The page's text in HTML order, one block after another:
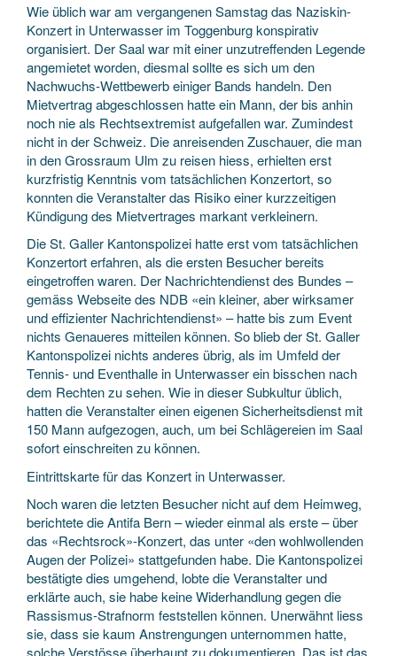
Wie üblich war am vergangenen Samstag das Naziskin-
Konzert in Unterwasser im Toggenburg konspirativ
organisiert. Der Saal war mit einer unzutreffenden Legende
angemietet worden, diesmal sollte es sich um den
Nachwuchs-Wettbewerb einiger Bands handeln. Den
Mietvertrag abgeschlossen hatte ein Mann, der bis anhin
noch nie als Rechtsextremist aufgefallen war. Zumindest
nicht in der Schweiz. Die anreisenden Zuschauer, die man
in den Grossraum Ulm zu reisen hiess, erhielten erst
kurzfristig Kenntnis vom tatsächlichen Konzertort, so
konnten die Veranstalter das Risiko einer kurzzeitigen
Kündigung des Mietvertrages markant verkleinern.
Die St. Galler Kantonspolizei hatte erst vom tatsächlichen
Konzertort erfahren, als die ersten Besucher bereits
eingetroffen waren. Der Nachrichtendienst des Bundes –
gemäss Webseite des NDB «ein kleiner, aber wirksamer
und effizienter Nachrichtendienst» – hatte bis zum Event
nichts Genaueres mitteilen können. So blieb der St. Galler
Kantonspolizei nichts anderes übrig, als im Umfeld der
Tennis- und Eventhalle in Unterwasser ein bisschen nach
dem Rechten zu sehen. Wie in dieser Subkultur üblich,
hatten die Veranstalter einen eigenen Sicherheitsdienst mit
150 Mann aufgezogen, auch, um bei Schlägereien im Saal
sofort einschreiten zu können.
Eintrittskarte für das Konzert in Unterwasser.
Noch waren die letzten Besucher nicht auf dem Heimweg,
berichtete die Antifa Bern – wieder einmal als erste – über
das «Rechtsrock»-Konzert, das unter «den wohlwollenden
Augen der Polizei» stattgefunden habe. Die Kantonspolizei
bestätigte dies umgehend, lobte die Veranstalter und
erklärte auch, sie habe keine Widerhandlung gegen die
Rassismus-Strafnorm feststellen können. Unerwähnt liess
sie, dass sie kaum Anstrengungen unternommen hatte,
solche Verstösse überhaupt zu dokumentieren. Das ist das